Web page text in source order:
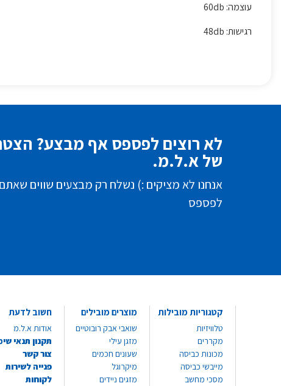
עוצמה: 60db
רגישות: 48db
לא רוצים לפספס אף מבצע?
של א.ל.מ.
אנחנו לא מציקים :) נשלח רק מבצעים שווים
לפספס
קטגוריות מובילות
טלוויזיות
מקררים
מכונות כביסה
מייבשי כביסה
מסכי מחשב
מוצרים מובילים
שואבי אבק רובוטיים
מזגן עילי
שעונים חכמים
מיקרוגל
מזגים ניידים
חשוב לדעת
אודות א.ל.מ
תקנון תנאי
צור קשר
פנייה לשירות
לקוחות